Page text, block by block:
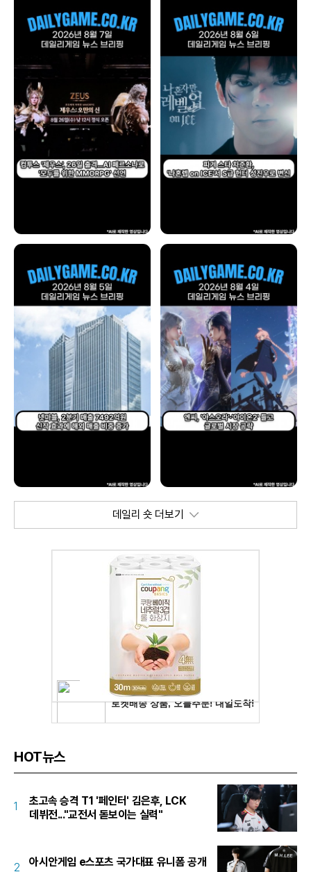
데일리 숏 더보기
HOT뉴스
1
초고속 승격 T1 '페인터' 김은후, LCK
데뷔전..."교전서 돋보이는 실력"
2 아시안게임 e스포츠 국가대표 유니폼 공개